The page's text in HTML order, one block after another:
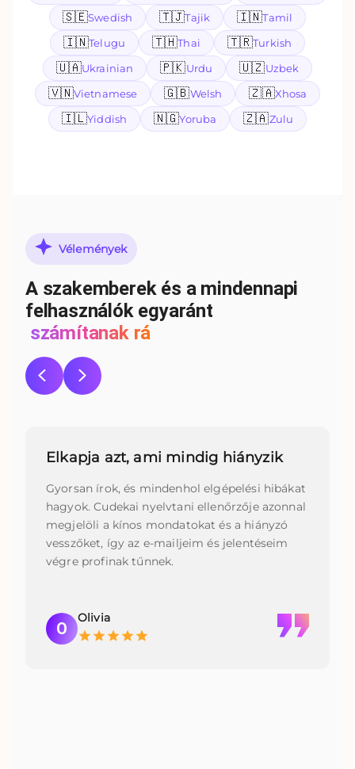
🇸🇪Swedish 🇹🇯Tajik 🇮🇳Tamil
🇮🇳Telugu 🇹🇭Thai 🇹🇷Turkish
🇺🇦Ukrainian 🇵🇰Urdu 🇺🇿Uzbek
🇻🇳Vietnamese 🇬🇧Welsh 🇿🇦Xhosa
🇮🇱Yiddish 🇳🇬Yoruba 🇿🇦Zulu
Vélemények
A szakemberek és a mindennapi
felhasználók egyaránt
számítanak rá
Elkapja azt, ami mindig hiányzik
Gyorsan írok, és mindenhol elgépelési hibákat
hagyok. Cudekai nyelvtani ellenőrzője azonnal
megjelöli a kínos mondatokat és a hiányzó
vesszőket, így az e-mailjeim és jelentéseim
végre profinak tűnnek.
O
Olivia